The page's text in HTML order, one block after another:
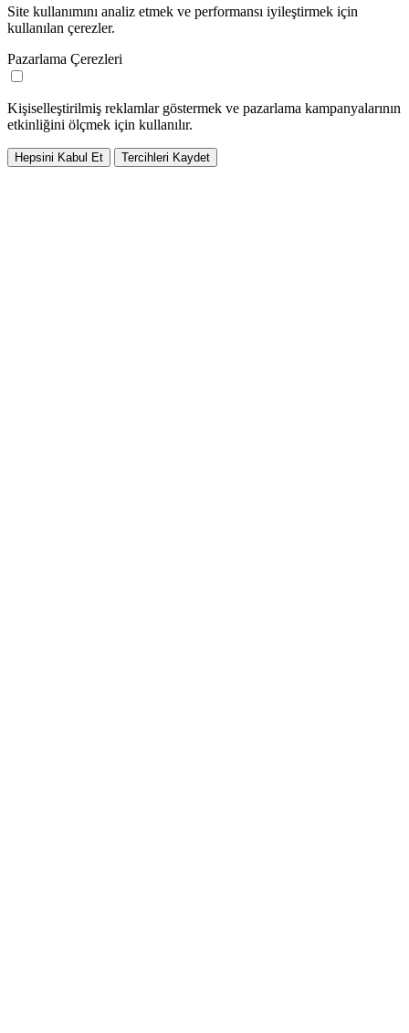
Site kullanımını analiz etmek ve performansı iyileştirmek için
kullanılan çerezler.
Pazarlama Çerezleri
Kişiselleştirilmiş reklamlar göstermek ve pazarlama kampanyalarının
etkinliğini ölçmek için kullanılır.
Hepsini Kabul Et Tercihleri Kaydet